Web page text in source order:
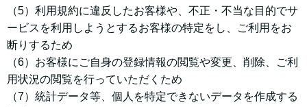
（5）利用規約に違反したお客様や、不正・不当な目的でサ
ービスを利用しようとするお客様の特定をし、ご利用をお
断りするため
（6）お客様にご自身の登録情報の閲覧や変更、削除、ご利
用状況の閲覧を行っていただくため
（7）統計データ等、個人を特定できないデータを作成する